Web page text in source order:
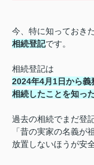
今、特に知っておき
相続登記です。
相続登記は
2024年4月1日から義
相続したことを知っ
過去の相続でまだ登
「昔の実家の名義が
放置しないほうが安